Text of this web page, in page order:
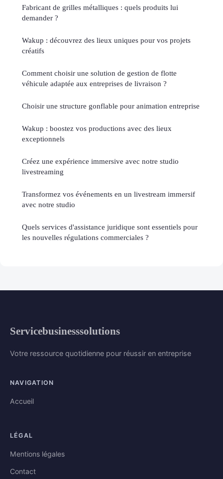
Fabricant de grilles métalliques : quels produits lui
demander ?
Wakup : découvrez des lieux uniques pour vos projets
créatifs
Comment choisir une solution de gestion de flotte
véhicule adaptée aux entreprises de livraison ?
Choisir une structure gonflable pour animation entreprise
Wakup : boostez vos productions avec des lieux
exceptionnels
Créez une expérience immersive avec notre studio
livestreaming
Transformez vos événements en un livestream immersif
avec notre studio
Quels services d'assistance juridique sont essentiels pour
les nouvelles régulations commerciales ?
Servicebusinesssolutions
Votre ressource quotidienne pour réussir en entreprise
NAVIGATION
Accueil
LÉGAL
Mentions légales
Contact